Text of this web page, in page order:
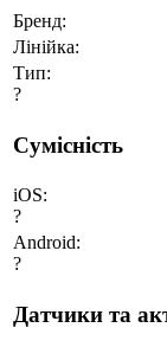
Бренд:
Лінійка:
Тип:
?
Сумісність
iOS:
?
Android:
?
Датчики та